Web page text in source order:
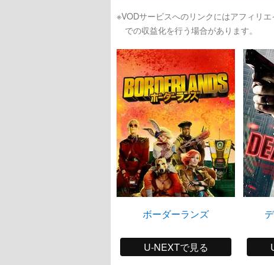
※VODサービスへのリンクにはアフィリ
での収益化を行う場合があります。
ボーダーランズ
U-NEXTで見る